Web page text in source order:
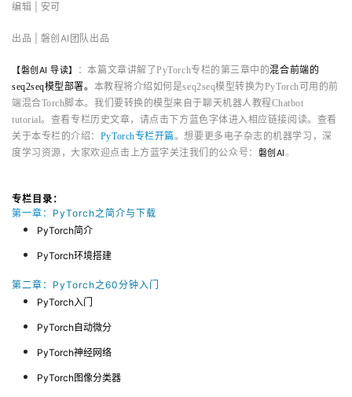
编辑 | 安可
出品 | 磐创AI团队出品
【磐创 AI导读】 ：本篇文章讲解了PyTorch专栏的第三章中的混合前端的
seq2seq模型部署。 本教程将介绍如何是seq2seq模型转换为PyTorch可用的前
端混合Torch脚本。我们要转换的模型来自于聊天机器人教程Chatbot
tutorial。 查看专栏历史文章，请点击下方蓝色字体进入相应链接阅读。查看
关于本专栏的介绍： PyTorch专栏开篇。想要更多电子杂志的机器学习，深
度学习资源，大家欢迎点击上方蓝字关注我们的公众号： 磐创 AI。
专栏目录：
第一章： PyTorch之简介与下载
PyTorch简介
PyTorch环境搭建
第二章：PyTorch之60分钟入门
PyTorch入门
PyTorch自动微分
PyTorch神经网络
PyTorch图像分类器